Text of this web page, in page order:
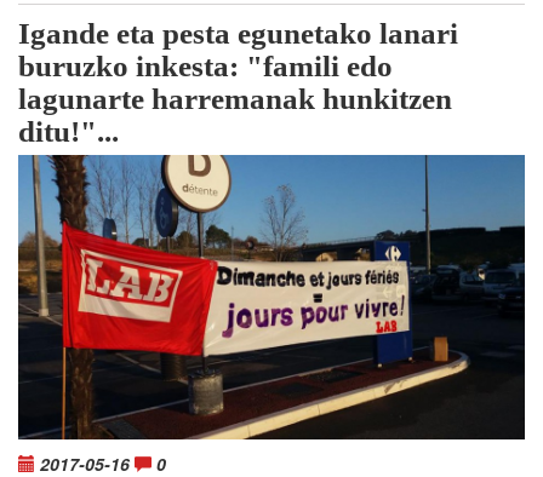
Igande eta pesta egunetako lanari
buruzko inkesta: "famili edo
lagunarte harremanak hunkitzen
ditu!"...
2017-05-16
0